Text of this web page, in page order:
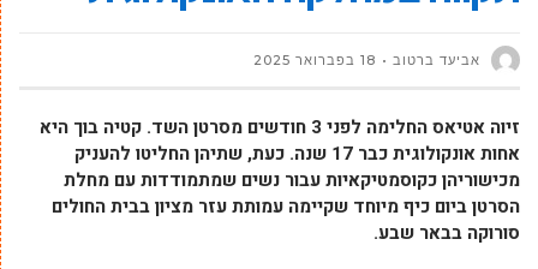
אביעד ברטוב 18 בפברואר 2025
זיוה אטיאס החלימה לפני 3 חודשים מסרטן השד. קטיה בוך היא
אחות אונקולוגית כבר 17 שנה. כעת, שתיהן החליטו להעניק
מכישוריהן כקוסמטיקאיות עבור נשים שמתמודדות עם מחלת
הסרטן ביום כיף מיוחד שקיימה עמותת עזר מציון בבית החולים
סורוקה בבאר שבע.